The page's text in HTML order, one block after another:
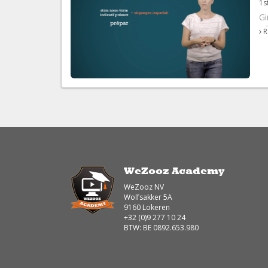
of
WeZooz Academy
WeZooz NV
Wolfsakker 5A
9160 Lokeren
+32 (0)9 277 10 24
BTW: BE 0892.653.980